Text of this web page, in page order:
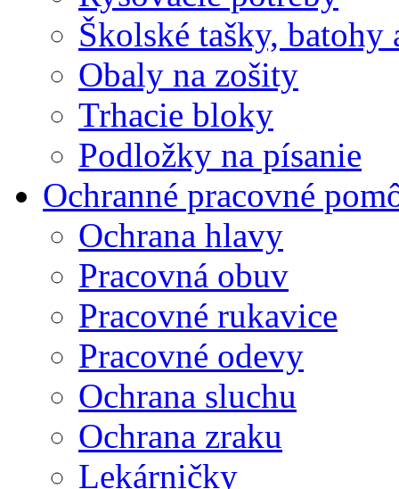
Školské tašky, batohy
Obaly na zošity
Trhacie bloky
Podložky na písanie
Ochranné pracovné
Ochrana hlavy
Pracovná obuv
Pracovné rukavice
Pracovné odevy
Ochrana sluchu
Ochrana zraku
Lekárničky